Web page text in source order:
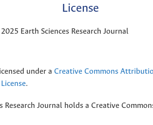
License
Earth Sciences Research Journal
under a Creative Commons
.
Research Journal holds a Creative